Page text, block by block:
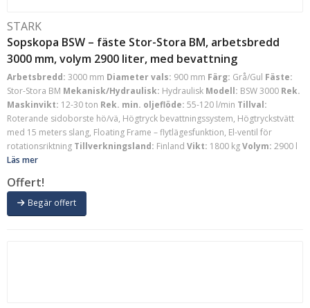
STARK
Sopskopa BSW – fäste Stor-Stora BM, arbetsbredd
3000 mm, volym 2900 liter, med bevattning
Arbetsbredd: 3000 mm Diameter vals: 900 mm Färg: Grå/Gul Fäste:
Stor-Stora BM Mekanisk/Hydraulisk: Hydraulisk Modell: BSW 3000 Rek.
Maskinvikt: 12-30 ton Rek. min. oljeflöde: 55-120 l/min Tillval:
Roterande sidoborste hö/vä, Högtryck bevattningssystem, Högtryckstvätt
med 15 meters slang, Floating Frame – flytlägesfunktion, El-ventil för
rotationsriktning Tillverkningsland: Finland Vikt: 1800 kgVolym: 2900 l
Läs mer
Offert!
Begär offert